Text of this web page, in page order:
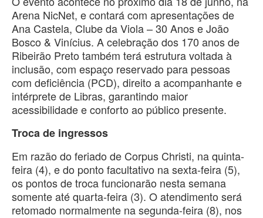
Arena NicNet, e contará com apresentações de
Ana Castela, Clube da Viola – 30 Anos e João
Bosco & Vinícius. A celebração dos 170 anos de
Ribeirão Preto também terá estrutura voltada à
inclusão, com espaço reservado para pessoas
com deficiência (PCD), direito a acompanhante e
intérprete de Libras, garantindo maior
acessibilidade e conforto ao público presente.
Troca de ingressos
Em razão do feriado de Corpus Christi, na quinta-
feira (4), e do ponto facultativo na sexta-feira (5),
os pontos de troca funcionarão nesta semana
somente até quarta-feira (3). O atendimento será
retomado normalmente na segunda-feira (8), nos